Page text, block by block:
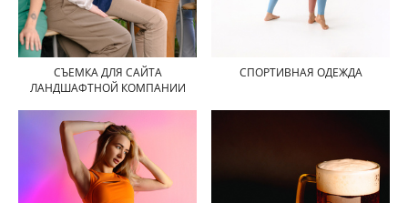
СЪЕМКА ДЛЯ САЙТА
ЛАНДШАФТНОЙ КОМПАНИИ
СПОРТИВНАЯ ОДЕЖДА